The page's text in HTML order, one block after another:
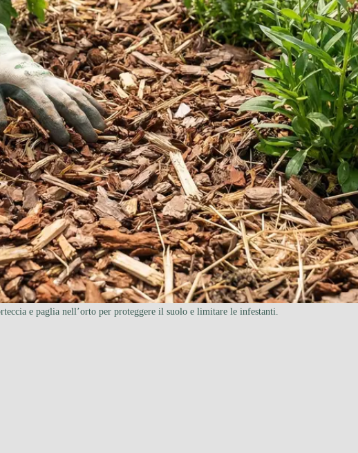
e paglia nell’orto per proteggere il suolo e limitare le infestanti.